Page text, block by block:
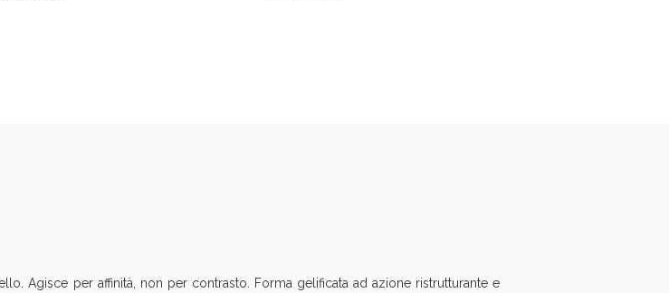
Agisce per affinità, non per contrasto. Forma gelificata ad azione ristrutturante e